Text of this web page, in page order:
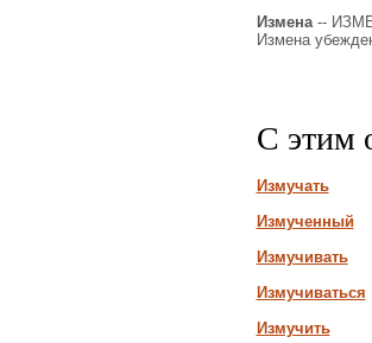
Измена--
Измена
С этим
Измучать
Измученный
Измучивать
Измучиваться
Измучить